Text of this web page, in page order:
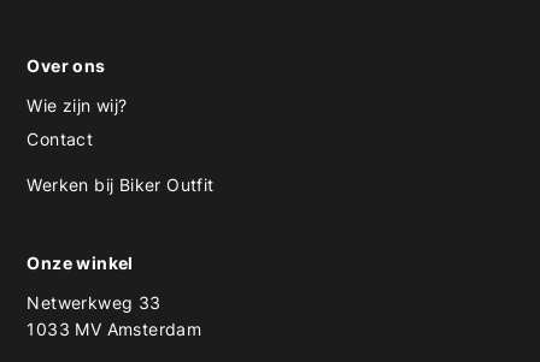
Over ons
Wie zijn wij?
Contact
Werken bij Biker Outfit
Onze winkel
Netwerkweg 33
1033 MV Amsterdam